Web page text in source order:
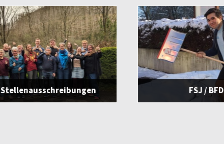
Stellenausschreibungen FSJ / BFD